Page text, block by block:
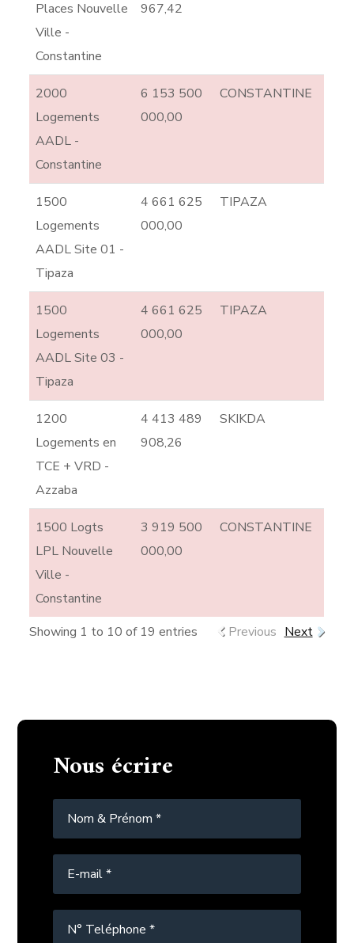
Places Nouvelle
Ville -
Constantine
967,42
2000
Logements
AADL -
Constantine
6 153 500
000,00
CONSTANTINE
1500
Logements
AADL Site 01 -
Tipaza
4 661 625
000,00
TIPAZA
1500
Logements
AADL Site 03 -
Tipaza
4 661 625
000,00
TIPAZA
1200
Logements en
TCE + VRD -
Azzaba
4 413 489
908,26
SKIKDA
1500 Logts
LPL Nouvelle
Ville -
Constantine
3 919 500
000,00
CONSTANTINE
Showing 1 to 10 of 19 entries Previous Next
Nous écrire